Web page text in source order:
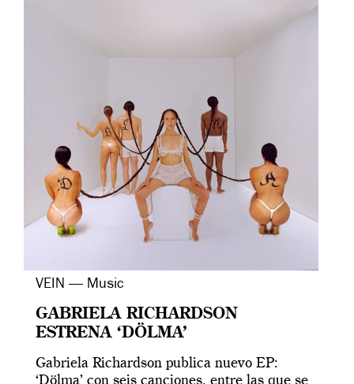
VEIN — Music
GABRIELA RICHARDSON
ESTRENA ‘DÖLMA’
Gabriela Richardson publica nuevo EP:
‘Dölma’ con seis canciones, entre las que se